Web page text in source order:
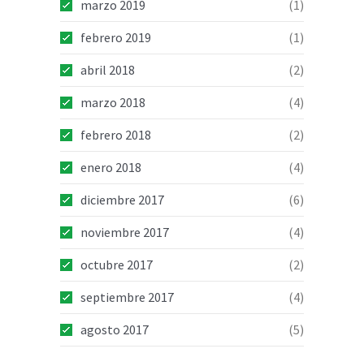
marzo 2019
(1)
febrero 2019
(1)
abril 2018
(2)
marzo 2018
(4)
febrero 2018
(2)
enero 2018
(4)
diciembre 2017
(6)
noviembre 2017
(4)
octubre 2017
(2)
septiembre 2017
(4)
agosto 2017
(5)